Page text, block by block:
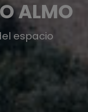
ALMO
espacio